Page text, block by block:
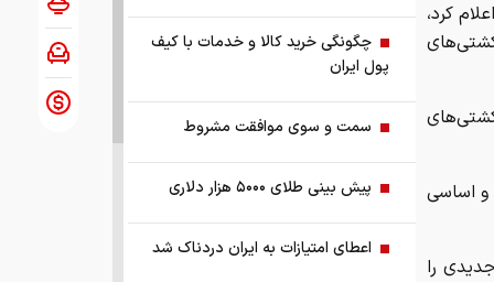
کرد،
کشتی‌های
و اساسی
را
چگونگی خرید کالا و خدمات با کیف
پول ایران
سمت و سوی موافقت مشروط
پیش بینی طلای ۵۰۰۰ هزار دلاری
اعطای امتیازات به ایران دردناک شد